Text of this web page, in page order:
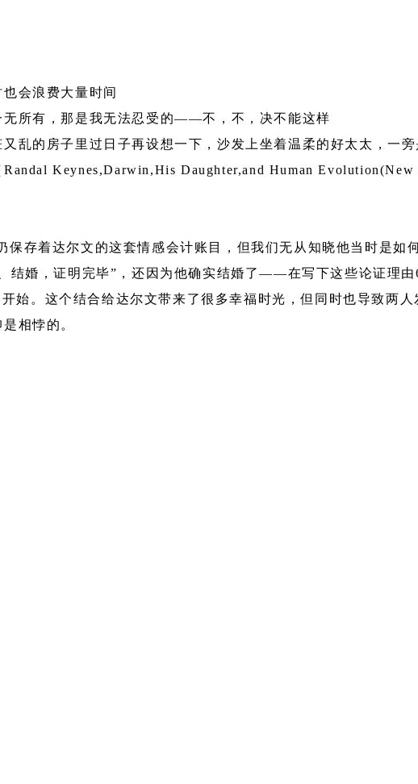
会浪费大量时间
无所有，那是我无法忍受的——不，不，决不能这样
乱的房子里过日子再设想一下，沙发上坐着温柔的好太太，一
Keynes,Darwin,His Daughter,and Human
存着达尔文的这套情感会计账目，但我们无从知晓他当时是如
结婚，证明完毕”，还因为他确实结婚了——在写下这些论证理由
始。这个结合给达尔文带来了很多幸福时光，但同时也导致两
相悖的。